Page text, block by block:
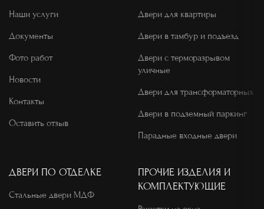
Наши услуги
Документы
Фото работ
Новости
Контакты
Оставить отзыв
Двери для квартиры
Двери в тамбур и подъезд
Двери с терморазрывом
уличные
Двери для трансформаторных
Двери в подземный паркинг
Парадные входные двери
ДВЕРИ ПО ОТДЕЛКЕ
Стальные двери МДФ
ПРОЧИЕ ИЗДЕЛИЯ И
КОМПЛЕКТУЮЩИЕ